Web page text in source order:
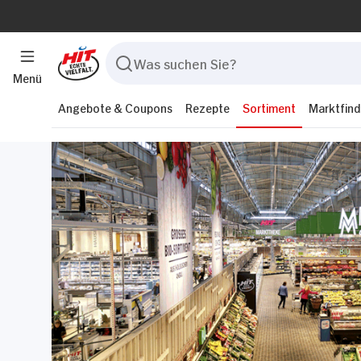
Menü
Angebote & Coupons
Rezepte Sortiment